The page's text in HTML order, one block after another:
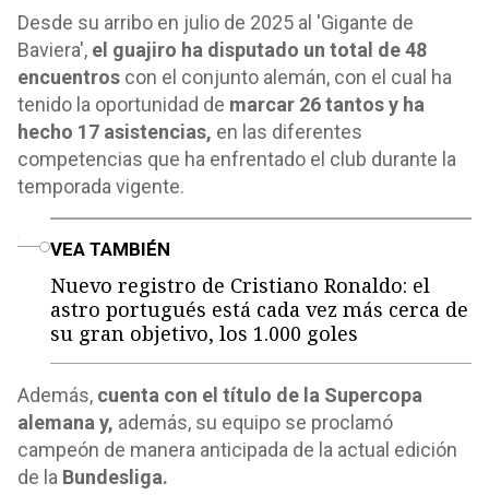
Desde su arribo en julio de 2025 al 'Gigante de
Baviera', el guajiro ha disputado un total de 48
encuentros con el conjunto alemán, con el cual ha
tenido la oportunidad de marcar 26 tantos y ha
hecho 17 asistencias, en las diferentes
competencias que ha enfrentado el club durante la
temporada vigente.
VEA TAMBIÉN
Nuevo registro de Cristiano Ronaldo: el
astro portugués está cada vez más cerca de
su gran objetivo, los 1.000 goles
Además, cuenta con el título de la Supercopa
alemana y, además, su equipo se proclamó
campeón de manera anticipada de la actual edición
de la Bundesliga.